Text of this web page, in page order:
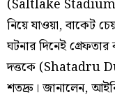
(Saltlake Stadium)
নিয়ে যাওয়া, বাকেট
ঘটনার দিনেই
দত্তকে (Shatadru
শতদ্রু। জানালেন,